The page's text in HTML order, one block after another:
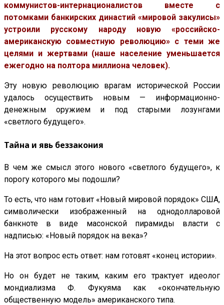
коммунистов-интернационалистов вместе с
потомками банкирских династий «мировой закулисы»
устроили русскому народу новую «российско-
американскую совместную революцию» с теми же
целями и жертвами (наше население уменьшается
ежегодно на полтора миллиона человек).
Эту новую революцию врагам исторической России
удалось осуществить новым — информационно-
денежным оружием и под старыми лозунгами
«светлого будущего».
Тайна и явь беззакония
В чем же смысл этого нового «светлого будущего», к
порогу которого мы подошли?
То есть, что нам готовит «Новый мировой порядок» США,
символически изображенный на однодолларовой
банкноте в виде масонской пирамиды власти с
надписью: «Новый порядок на века»?
На этот вопрос есть ответ: нам готовят «конец истории».
Но он будет не таким, каким его трактует идеолог
мондиализма Ф. Фукуяма как «окончательную
общественную модель» американского типа.